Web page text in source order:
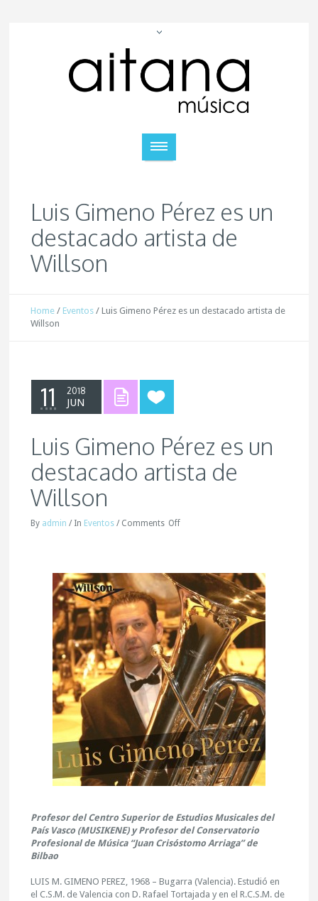
Luis Gimeno Pérez es un
destacado artista de
Willson
Home / Eventos /Luis Gimeno Pérez es un destacado artista de
Willson
11 2018
JUN
Luis Gimeno Pérez es un
destacado artista de
Willson
By admin / In Eventos / Comments Off
Profesor del Centro Superior de Estudios Musicales del
País Vasco (MUSIKENE) y Profesor del Conservatorio
Profesional de Música “Juan Crisóstomo Arriaga” de
Bilbao
LUIS M. GIMENO PEREZ, 1968 – Bugarra (Valencia). Estudió en
el C.S.M. de Valencia con D. Rafael Tortajada y en el R.C.S.M. de